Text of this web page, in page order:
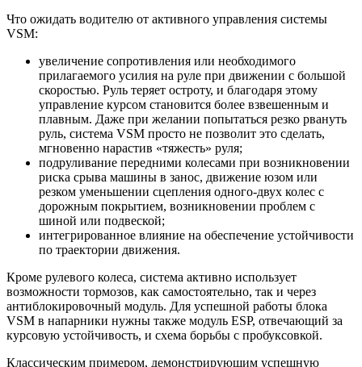
Что ожидать водителю от активного управления системы
VSM:
увеличение сопротивления или необходимого
прилагаемого усилия на руле при движении с большой
скоростью. Руль теряет остроту, и благодаря этому
управление курсом становится более взвешенным и
плавным. Даже при желании попытаться резко рвануть
руль, система VSM просто не позволит это сделать,
мгновенно нарастив «тяжесть» руля;
подруливание передними колесами при возникновении
риска срыва машины в занос, движение юзом или
резком уменьшении сцепления одного-двух колес с
дорожным покрытием, возникновении проблем с
шиной или подвеской;
интегрированное влияние на обеспечение устойчивости
по траектории движения.
Кроме рулевого колеса, система активно использует
возможности тормозов, как самостоятельно, так и через
антиблокировочный модуль. Для успешной работы блока
VSM в напарники нужны также модуль ESP, отвечающий за
курсовую устойчивость, и схема борьбы с пробуксовкой.
Классическим примером, демонстрирующим успешную